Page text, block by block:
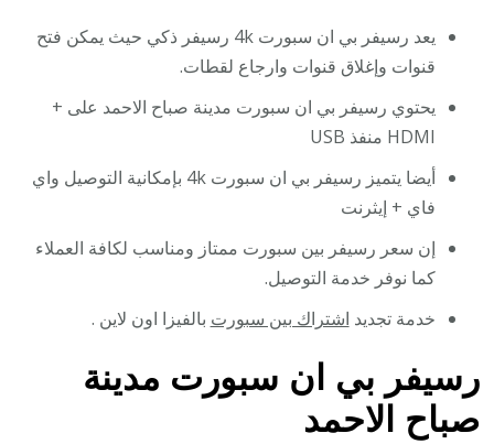
يعد رسيفر بي ان سبورت 4k رسيفر ذكي حيث يمكن فتح
قنوات وإغلاق قنوات وارجاع لقطات.
يحتوي رسيفر بي ان سبورت مدينة صباح الاحمد على +
HDMI منفذ USB
أيضا يتميز رسيفر بي ان سبورت 4k بإمكانية التوصيل واي
فاي + إيثرنت
إن سعر رسيفر بين سبورت ممتاز ومناسب لكافة العملاء
كما نوفر خدمة التوصيل.
خدمة تجديد اشتراك بين سبورت بالفيزا اون لاين .
رسيفر بي ان سبورت مدينة
صباح الاحمد